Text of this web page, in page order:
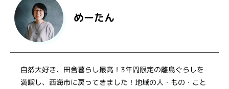
めーたん
自然大好き、田舎暮らし最高！3年間限定の離島ぐらしを
満喫し、西海市に戻ってきました！地域の人・もの・こと